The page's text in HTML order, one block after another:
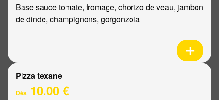
Base sauce tomate, fromage, chorizo de veau, jambon
de dinde, champignons, gorgonzola
Pizza texane
Dès 10.00 €